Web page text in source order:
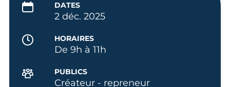
DATES
2 déc. 2025
HORAIRES
De 9h à 11h
PUBLICS
Créateur - repreneur